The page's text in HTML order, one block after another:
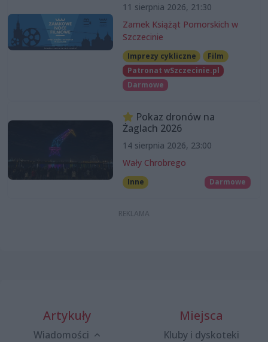
11 sierpnia 2026, 21:30
Zamek Książąt Pomorskich w
Szczecinie
Imprezy cykliczne
Film
Patronat wSzczecinie.pl
Darmowe
Pokaz dronów na
Żaglach 2026
14 sierpnia 2026, 23:00
Wały Chrobrego
Inne Darmowe
Artykuły
Wiadomości
Miejsca
Kluby i dyskoteki